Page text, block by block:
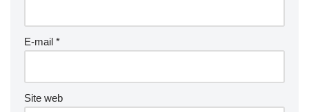
E-mail *
Site web